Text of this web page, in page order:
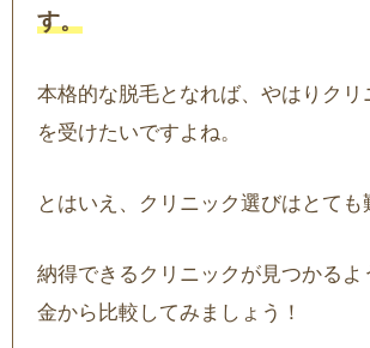
す。
本格的な脱毛となれば、やはりクリ
を受けたいですよね。
とはいえ、クリニック選びはとても
納得できるクリニックが見つかるよ
金から比較してみましょう！